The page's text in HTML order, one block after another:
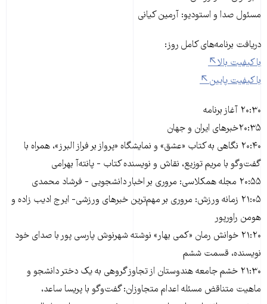
مسئول صدا و استودیو: آرمین کیانی
دریافت برنامه‌های کامل روز:
با کیفیت بالا
با کیفیت پایین
۲۰:۳۰ آغاز برنامه
۲۰:۳۵خبرهای ایران و جهان
۲۰:۴۰ نگاهی به کتاب «عشق» و نمایشگاه «پرواز بر فراز البرز»، همراه با
گفت‌وگو با مریم توزیع، نقاش و نویسنده کتاب - پانته‌آ بهرامی
۲۰:۵۵ مجله همکلاسی: مروری بر اخبار دانشجویی - فرشاد محمدی
۲۱:۰۵ زمانه ورزش: مروری بر مهم‌ترین خبرهای ورزشی- ایرج ادیب زاده و
هومن راورپور
۲۱:۲۰ خوانش رمان «کمی بهار» نوشته شهرنوش پارسی پور با صدای خود
نویسنده، قسمت ششم
۲۱:۳۰ خشم جامعه هندوستان از تجاوز گروهی به یک دختر دانشجو و
ماهیت متناقض مسئله اعدام متجاوزان: گفت‌وگو با پریسا ساعد،